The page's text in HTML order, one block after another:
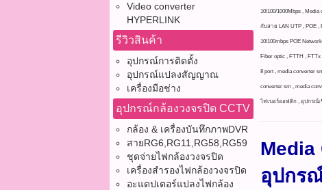
Video converter
HYPERLINK
รีวิวสินค้า
อุปกรณ์การติดตั้ง
อุปกรณ์แปลงสัญญาณ
เครื่องมือช่าง
อุปกรณ์กล้องวงจรปิด CCTV
กล้อง & เครื่องบันทึกภาพDVR
สายRG6,RG11,RG58,RG59
ชุดจ่ายไฟกล้องวงจรปิด
เครื่องสำรองไฟกล้องวงจรปิด
อะแดปเตอร์แปลงไฟกล้อง
10/100/1000Mbps ,
กับสาย LAN UTP , POE ,
10/100mbps POE
Fiber optic , FTTH ,
8 port , media converter
converter sm , media
ไฟเบอร์ออฟติก , อุปกรณ์
Media
อุปกร